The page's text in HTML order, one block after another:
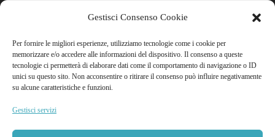
Gestisci Consenso Cookie
Per fornire le migliori esperienze, utilizziamo tecnologie come i cookie per
memorizzare e/o accedere alle informazioni del dispositivo. Il consenso a queste
tecnologie ci permetterà di elaborare dati come il comportamento di navigazione o ID
unici su questo sito. Non acconsentire o ritirare il consenso può influire negativamente
su alcune caratteristiche e funzioni.
Gestisci servizi
Cookie policy
Link Rapidi